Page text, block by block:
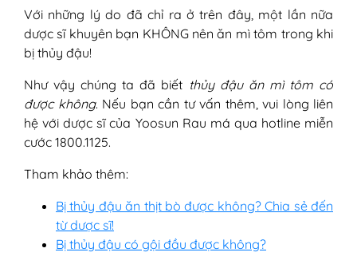
Với những lý do đã chỉ ra ở trên đây, một lần nữa
dược sĩ khuyên bạn KHÔNG nên ăn mì tôm trong khi
bị thủy đậu!
Như vậy chúng ta đã biết thủy đậu ăn mì tôm có
được không. Nếu bạn cần tư vấn thêm, vui lòng liên
hệ với dược sĩ của Yoosun Rau má qua hotline miễn
cước 1800.1125.
Tham khảo thêm:
Bị thủy đậu ăn thịt bò được không? Chia sẻ đến
từ dược sĩ!
Bị thủy đậu có gội đầu được không?